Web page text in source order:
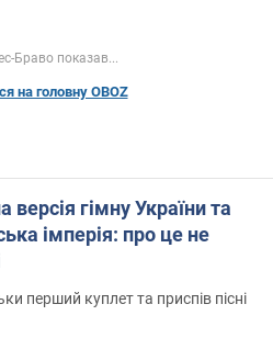
Браво показав...
на головну OBOZ
версія гімну України та
імперія: про це не
перший куплет та приспів пісні